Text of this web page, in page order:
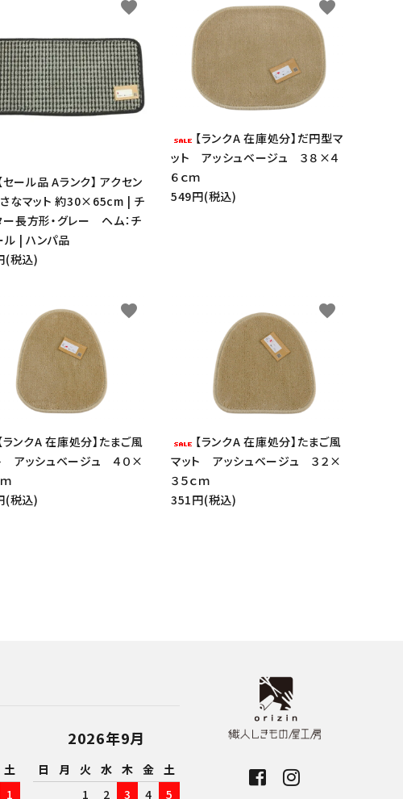
セール品 Aランク】 アクセン
さなマット 約30×65cm | チ
ー長方形・グレー ヘム：チ
ル | ハンパ品
(税込)
favorite
【ランクA 在庫処分】だ円型マ
ット アッシュベージュ ３８×４
６ｃｍ
549円(税込)
favorite
ランクA 在庫処分】たまご風
アッシュベージュ ４０×
(税込)
favorite
【ランクA 在庫処分】たまご風
マット アッシュベージュ ３２×
３５ｃｍ
351円(税込)
favorite
土
1
2026年9月
日 月 火 水 木 金 土
1
2 3 4 5